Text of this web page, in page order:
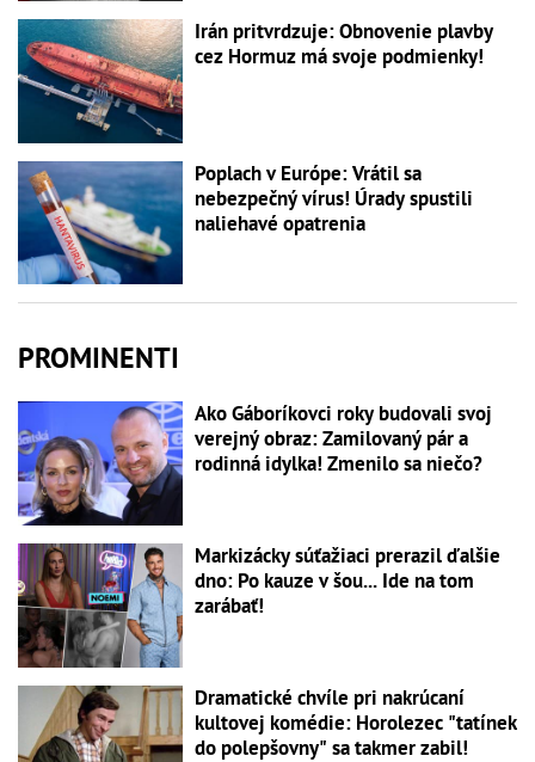
Irán pritvrdzuje: Obnovenie plavby
cez Hormuz má svoje podmienky!
Poplach v Európe: Vrátil sa
nebezpečný vírus! Úrady spustili
naliehavé opatrenia
PROMINENTI
Ako Gáboríkovci roky budovali svoj
verejný obraz: Zamilovaný pár a
rodinná idylka! Zmenilo sa niečo?
Markizácky súťažiaci prerazil ďalšie
dno: Po kauze v šou... Ide na tom
zarábať!
Dramatické chvíle pri nakrúcaní
kultovej komédie: Horolezec "tatínek
do polepšovny" sa takmer zabil!